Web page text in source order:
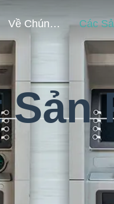
Về Chúng Tôi